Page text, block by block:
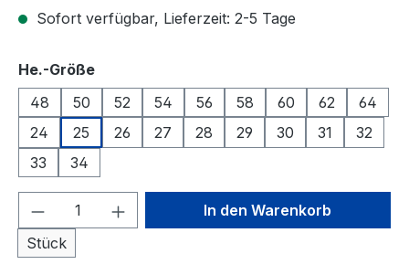
Sofort verfügbar, Lieferzeit: 2-5 Tage
He.-Größeauswählen
48
50 52 54 56 58 60 62
64
24
25 26 27 28 29 30 31
32
33
34
Produkt Anzahl: Gib den
Stück
In den Warenkorb